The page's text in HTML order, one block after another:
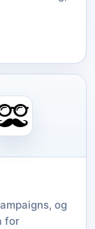
og
for